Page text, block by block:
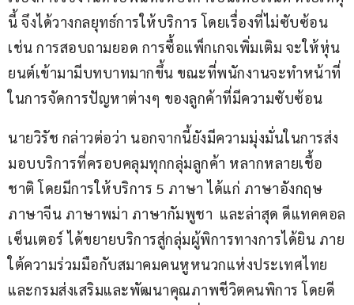
นี้ จึงได้วางกลยุทธ์การให้บริการ โดยเรื่องที่ไม่ซับซ้อน
เช่น การสอบถามยอด การซื้อแพ็กเกจเพิ่มเติม จะให้หุ่น
ยนต์เข้ามามีบทบาทมากขึ้น ขณะที่พนักงานจะทำหน้าที่
ในการจัดการปัญหาต่างๆ ของลูกค้าที่มีความซับซ้อน
นายวิรัช กล่าวต่อว่า นอกจากนี้ยังมีความมุ่งมั่นในการส่ง
มอบบริการที่ครอบคลุมทุกกลุ่มลูกค้า หลากหลายเชื้อ
ชาติ โดยมีการให้บริการ 5 ภาษา ได้แก่ ภาษาอังกฤษ
ภาษาจีน ภาษาพม่า ภาษากัมพูชา  และล่าสุด ดีแทคคอล
เซ็นเตอร์ ได้ขยายบริการสู่กลุ่มผู้พิการทางการได้ยิน ภาย
ใต้ความร่วมมือกับสมาคมคนหูหนวกแห่งประเทศไทย
และกรมส่งเสริมและพัฒนาคุณภาพชีวิตคนพิการ โดยดี